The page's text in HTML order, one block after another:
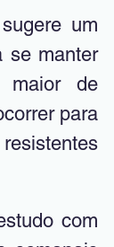
um
se manter
maior de
para
com